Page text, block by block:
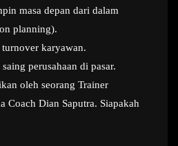
masa depan dari dalam
planning).
karyawan.
perusahaan di pasar.
oleh seorang Trainer
Coach Dian Saputra. Siapakah